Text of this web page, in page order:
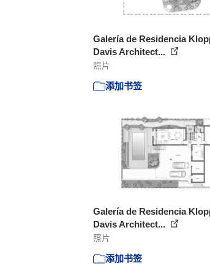
Galería de Residencia
Davis Architect...
照片
添加书签
Galería de Residencia
Davis Architect...
照片
添加书签